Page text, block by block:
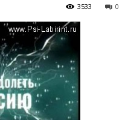
0
3533